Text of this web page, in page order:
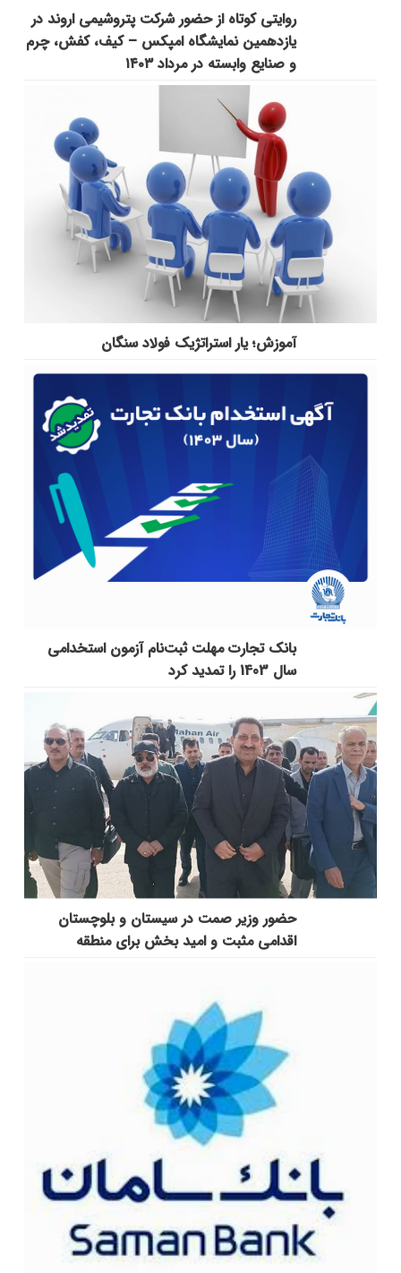
روایتی کوتاه از حضور شرکت پتروشیمی اروند در
یازدهمین نمایشگاه امپکس‌ – کیف، کفش، چرم
و صنایع وابسته در مرداد ۱۴۰۳
آموزش؛ یار استراتژیک فولاد سنگان
بانک تجارت مهلت ثبت‌نام آزمون استخدامی
سال 1403 را تمدید کرد
حضور وزیر صمت در سیستان و بلوچستان
اقدامی مثبت و امید بخش برای منطقه